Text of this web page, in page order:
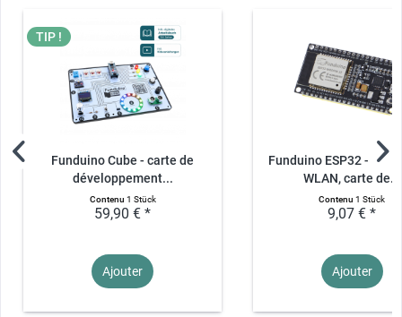
TIP !
Funduino Cube - carte de
développement...
Contenu 1 Stück
59,90 € *
Ajouter
Funduino ESP32 -
WLAN, carte de...
Contenu1 Stück
9,07 € *
Ajouter